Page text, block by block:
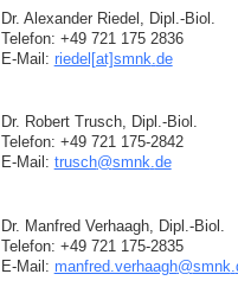
Dr. Alexander Riedel, Dipl.-Biol.
Telefon: +49 721 175 2836
E-Mail: riedel[at]smnk de
Dr. Robert Trusch, Dipl.-Biol.
Telefon: +49 721 175-2842
E-Mail: trusch@smnk.de
Dr. Manfred Verhaagh, Dipl.-Biol.
Telefon: +49 721 175-2835
E-Mail: manfred.verhaagh@smnk.